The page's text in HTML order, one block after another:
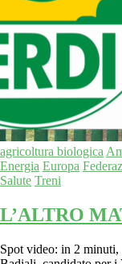
agricoltura biologica
Energia Europa
Salute Treni
L’ALTRO
Spot video: in 2